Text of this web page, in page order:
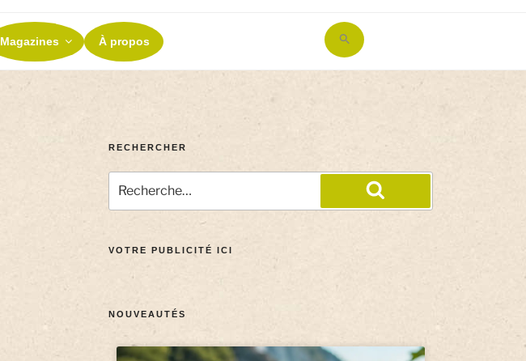
Magazines À propos
Search
for:
RECHERCHER
VOTRE PUBLICITÉ ICI
NOUVEAUTÉS